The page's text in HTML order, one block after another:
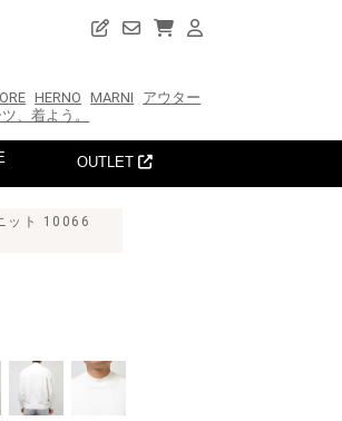
HERNO MARNI
アウター
、着よう。
OUTLET
ット 10066